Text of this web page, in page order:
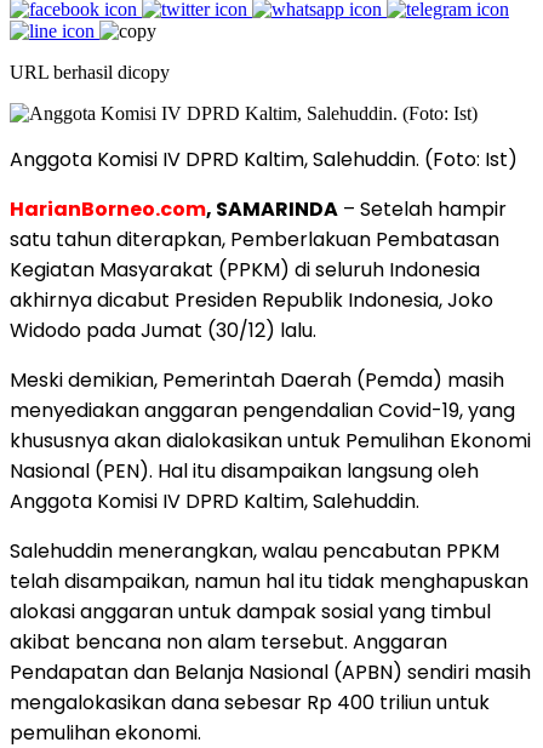
URL berhasil dicopy
Anggota Komisi IV DPRD Kaltim, Salehuddin. (Foto: Ist)
HarianBorneo.com, SAMARINDA – Setelah hampir
satu tahun diterapkan, Pemberlakuan Pembatasan
Kegiatan Masyarakat (PPKM) di seluruh Indonesia
akhirnya dicabut Presiden Republik Indonesia, Joko
Widodo pada Jumat (30/12) lalu.
Meski demikian, Pemerintah Daerah (Pemda) masih
menyediakan anggaran pengendalian Covid-19, yang
khususnya akan dialokasikan untuk Pemulihan Ekonomi
Nasional (PEN). Hal itu disampaikan langsung oleh
Anggota Komisi IV DPRD Kaltim, Salehuddin.
Salehuddin menerangkan, walau pencabutan PPKM
telah disampaikan, namun hal itu tidak menghapuskan
alokasi anggaran untuk dampak sosial yang timbul
akibat bencana non alam tersebut. Anggaran
Pendapatan dan Belanja Nasional (APBN) sendiri masih
mengalokasikan dana sebesar Rp 400 triliun untuk
pemulihan ekonomi.